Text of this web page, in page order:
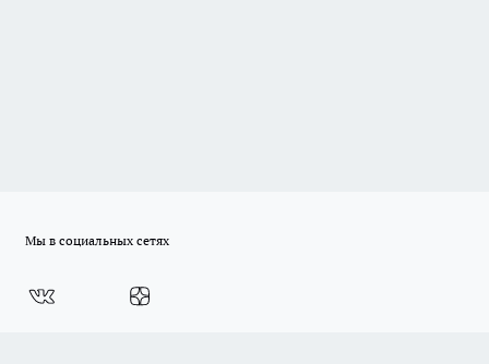
Мы в социальных сетях